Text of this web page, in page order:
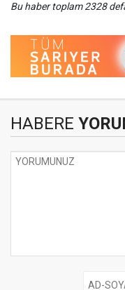
Bu haber toplam 2328
HABERE